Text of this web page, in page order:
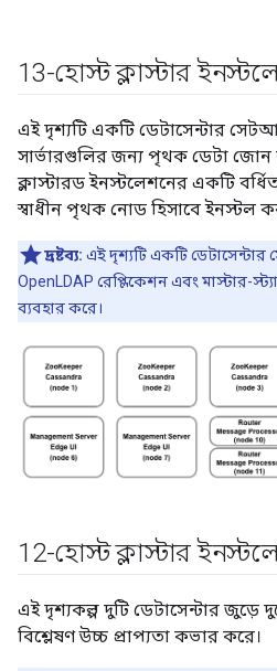
13-হোস্ট ক্লাস্টার
এই দৃশ্যটি একটি ডেটাসেন্টার
সার্ভারগুলির জন্য পৃথক ডেটা
ক্লাস্টারড ইনস্টলেশনের একটি
স্বাধীন পৃথক নোড হিসাবে ইনস্টল
দ্রষ্টব্য: এই দৃশ্যটি একটি ডেটাসেন্টার
OpenLDAP রেপ্লিকেশন এবং মাস্টার-
ব্যবহার করে।
12-হোস্ট ক্লাস্টার
এই দৃশ্যকল্প দুটি ডেটাসেন্টার জুড়ে
বিশ্লেষণ উচ্চ প্রাপ্যতা কভার করে।